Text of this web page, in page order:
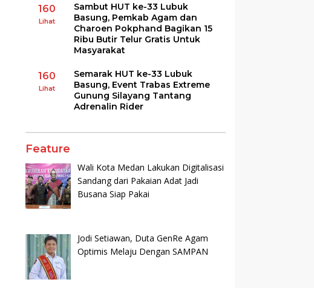
160
Lihat
Sambut HUT ke-33 Lubuk
Basung, Pemkab Agam dan
Charoen Pokphand Bagikan 15
Ribu Butir Telur Gratis Untuk
Masyarakat
160
Lihat
Semarak HUT ke-33 Lubuk
Basung, Event Trabas Extreme
Gunung Silayang Tantang
Adrenalin Rider
Feature
Wali Kota Medan Lakukan Digitalisasi
Sandang dari Pakaian Adat Jadi
Busana Siap Pakai
Jodi Setiawan, Duta GenRe Agam
Optimis Melaju Dengan SAMPAN